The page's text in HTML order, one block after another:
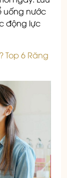
uống nước
động lực
Top 6 Răng